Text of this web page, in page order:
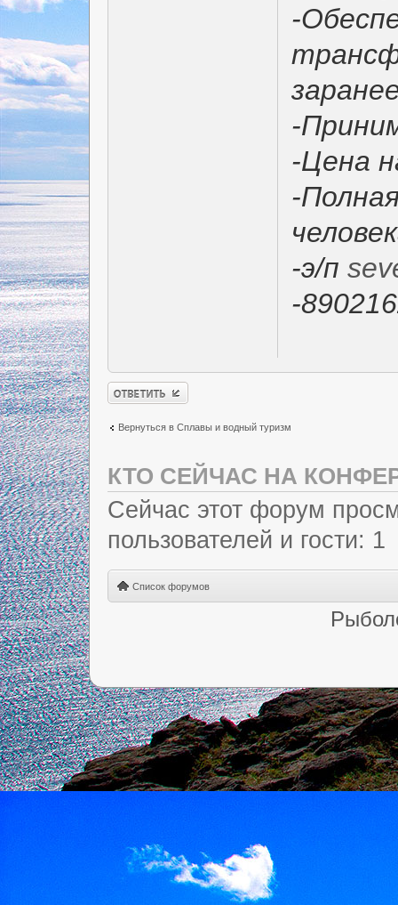
-
-
-Цена
-
-э/п
-
Ответить
Вернуться в Сплавы и водный туризм
КТО СЕЙЧАС НА
Сейчас этот форум
пользователей и гости: 1
Список форумов